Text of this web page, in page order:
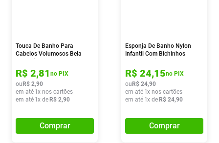
Touca De Banho Para
Cabelos Volumosos Bela
R$ 2,81 no PIX
ou R$ 2,90
em até 1x nos cartões
em até 1x de R$ 2,90
Comprar
Esponja De Banho Nylon
Infantil Com Bichinhos
R$ 24,15no PIX
ou R$ 24,90
em até 1x nos cartões
em até 1x de R$ 24,90
Comprar